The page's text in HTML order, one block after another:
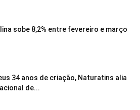
sobe 8,2% entre fevereiro e março
34 anos de criação, Naturatins alia
de...